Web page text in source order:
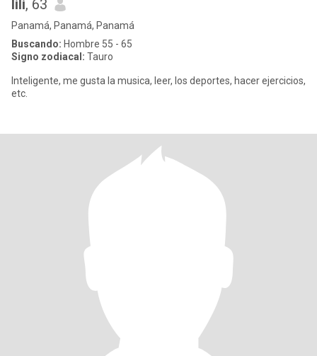
lili, 63
Panamá, Panamá, Panamá
Buscando: Hombre 55 - 65
Signo zodiacal: Tauro
Inteligente, me gusta la musica, leer, los deportes, hacer ejercicios,
etc.